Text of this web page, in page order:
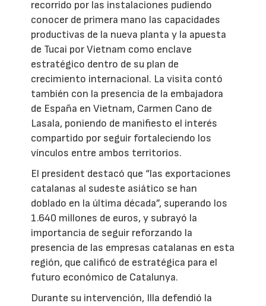
recorrido por las instalaciones pudiendo
conocer de primera mano las capacidades
productivas de la nueva planta y la apuesta
de Tucai por Vietnam como enclave
estratégico dentro de su plan de
crecimiento internacional. La visita contó
también con la presencia de la embajadora
de España en Vietnam, Carmen Cano de
Lasala, poniendo de manifiesto el interés
compartido por seguir fortaleciendo los
vínculos entre ambos territorios.
El president destacó que “las exportaciones
catalanas al sudeste asiático se han
doblado en la última década”, superando los
1.640 millones de euros, y subrayó la
importancia de seguir reforzando la
presencia de las empresas catalanas en esta
región, que calificó de estratégica para el
futuro económico de Catalunya.
Durante su intervención, Illa defendió la